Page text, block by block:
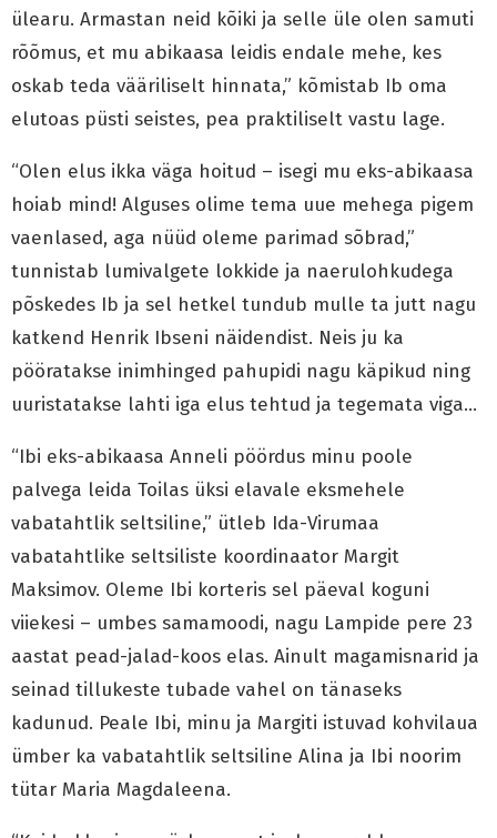
ülearu. Armastan neid kõiki ja selle üle olen samuti
rõõmus, et mu abikaasa leidis endale mehe, kes
oskab teda vääriliselt hinnata,” kõmistab Ib oma
elutoas püsti seistes, pea praktiliselt vastu lage.
“Olen elus ikka väga hoitud – isegi mu eks-abikaasa
hoiab mind! Alguses olime tema uue mehega pigem
vaenlased, aga nüüd oleme parimad sõbrad,”
tunnistab lumivalgete lokkide ja naerulohkudega
põskedes Ib ja sel hetkel tundub mulle ta jutt nagu
katkend Henrik Ibseni näidendist. Neis ju ka
pööratakse inimhinged pahupidi nagu käpikud ning
uuristatakse lahti iga elus tehtud ja tegemata viga…
“Ibi eks-abikaasa Anneli pöördus minu poole
palvega leida Toilas üksi elavale eksmehele
vabatahtlik seltsiline,” ütleb Ida-Virumaa
vabatahtlike seltsiliste koordinaator Margit
Maksimov. Oleme Ibi korteris sel päeval koguni
viiekesi – umbes samamoodi, nagu Lampide pere 23
aastat pead-jalad-koos elas. Ainult magamisnarid ja
seinad tillukeste tubade vahel on tänaseks
kadunud. Peale Ibi, minu ja Margiti istuvad kohvilaua
ümber ka vabatahtlik seltsiline Alina ja Ibi noorim
tütar Maria Magdaleena.